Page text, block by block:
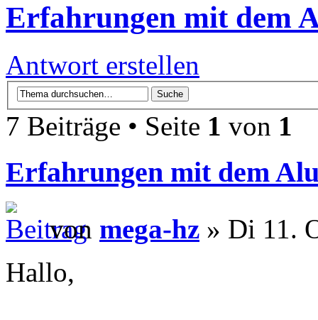
Erfahrungen mit dem
Antwort erstellen
7 Beiträge • Seite 1 von 1
Erfahrungen mit dem
von mega-hz » Di 11.
Hallo,